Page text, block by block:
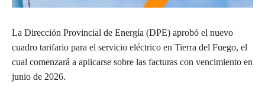
La Dirección Provincial de Energía (DPE) aprobó el nuevo
cuadro tarifario para el servicio eléctrico en Tierra del Fuego, el
cual comenzará a aplicarse sobre las facturas con vencimiento en
junio de 2026.